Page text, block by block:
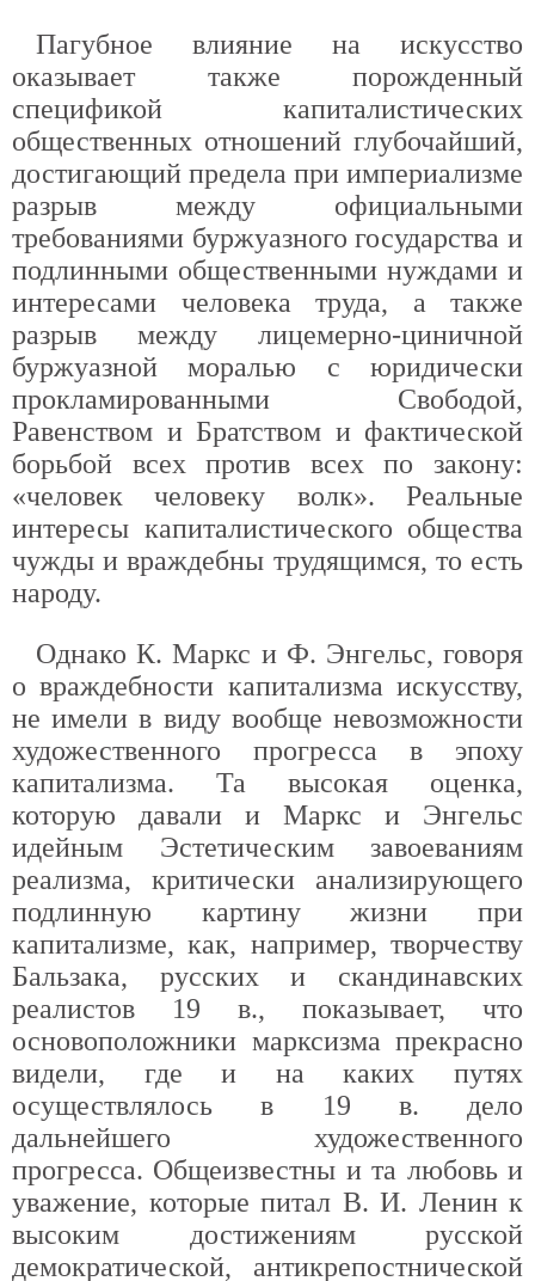
Пагубное влияние на искусство
оказывает также порожденный
спецификой капиталистических
общественных отношений глубочайший,
достигающий предела при империализме
разрыв между официальными
требованиями буржуазного государства и
подлинными общественными нуждами и
интересами человека труда, а также
разрыв между лицемерно-циничной
буржуазной моралью с юридически
прокламированными Свободой,
Равенством и Братством и фактической
борьбой всех против всех по закону:
«человек человеку волк». Реальные
интересы капиталистического общества
чужды и враждебны трудящимся, то есть
народу.
Однако К. Маркс и Ф. Энгельс, говоря
о враждебности капитализма искусству,
не имели в виду вообще невозможности
художественного прогресса в эпоху
капитализма. Та высокая оценка,
которую давали и Маркс и Энгельс
идейным Эстетическим завоеваниям
реализма, критически анализирующего
подлинную картину жизни при
капитализме, как, например, творчеству
Бальзака, русских и скандинавских
реалистов 19 в., показывает, что
основоположники марксизма прекрасно
видели, где и на каких путях
осуществлялось в 19 в. дело
дальнейшего художественного
прогресса. Общеизвестны и та любовь и
уважение, которые питал В. И. Ленин к
высоким достижениям русской
демократической, антикрепостнической